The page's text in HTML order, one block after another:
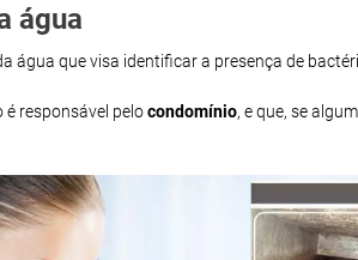
água
água que visa identificar a presença de
é responsável pelocondomínio, e que, se